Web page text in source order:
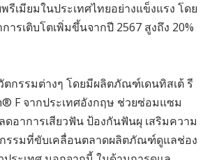
เมียมในประเทศไทยอย่างแข็งแรง โดย
รเติบโตเพิ่มขึ้นจากปี 2567 สูงถึง 20%
ตกรรมต่างๆ โดยมีผลิตภัณฑ์เดนทิสเต้ รี
F จากประเทศอังกฤษ ช่วยซ่อมแซม
อาการเสียวฟัน ป้องกันฟันผุ เสริมความ
รรมที่ขับเคลื่อนตลาดผลิตภัณฑ์ดูแลช่อง